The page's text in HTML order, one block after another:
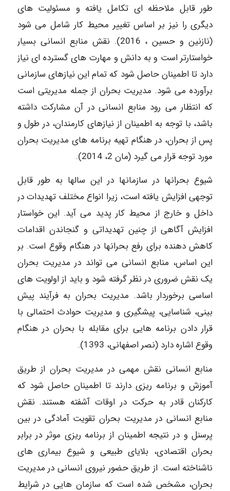
طور قابل ملاحظه ای تکامل یافته و مسئولیت های
دیگری را نیز بر اساس تغییر محیط کار شامل می شود
(نازنین و حسین ، 2016). نقش منابع انسانی بسیار
خواستارتر است و به دانش و مهارت های گسترده ای نیاز
دارد تا اطمینان حاصل شود که تمام این نیازهای سازمانی
برآورده می شود. مدیریت بحران از جمله مدیریتی است
که انتظار می رود منابع انسانی در آن مشارکت داشته
باشد، با توجه به اطمینان از نیازهای کارمندان، در طول و
پس از بحران، در هنگام تهیه برنامه های مدیریت بحران
مورد توجه قرار می گیرد (مان 2، 2014).
شیوع بحرانها در سازمانها در این سالها به طور قابل
توجهی افزایش یافته است، زیرا انواع مختلف تهدیدات در
داخل و خارج از محیط کار پدید می آید. این خواستار
افزایش آگاهی از چنین تهدیداتی و گنجاندن اقدامات
کاهش دهنده برای رفع بحرانها در هنگام وقوع است. بر
این اساس، منابع انسانی می تواند در مدیریت بحران
یک نقش ضروری در نظر گرفته شود و باید از اولویت های
اساسی برخوردار باشد. مدیریت بحران به فرآیند پیش
بینی، شناسایی، پیشگیری و مدیریت حوادث احتمالی با
قرار دادن برنامه هایی برای مقابله با بحران در هنگام
وقوع اشاره دارد (نصر اصفهانی، 1393).
منابع انسانی نقش مهمی در مدیریت بحران از طریق
آموزش و برنامه ریزی دارند تا اطمینان حاصل شود که
کارکنان قادر به حرکت در اوقات آشفته هستند. نقش
منابع انسانی در مدیریت بحران تقویت آمادگی در بین
پرسنل و در نتیجه اطمینان از برنامه ریزی موثر در برابر
بحران اقتصادی، بلایای طبیعی و شیوع بیماری های
ناشناخته است. از طریق حضور نیروی انسانی در مدیریت
بحران، مشخص شده است که سازمان هایی در شرایط